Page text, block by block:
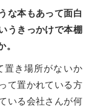
な本もあって面白
うきっかけで本棚
。
置き場所がないか
て置かれている方
いる会社さんが何